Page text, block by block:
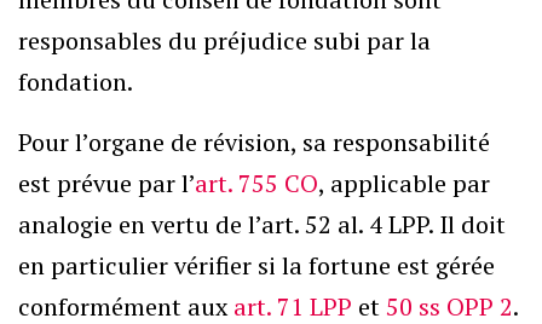
responsables du préjudice subi par la
fondation.
Pour l’organe de révision, sa responsabilité
est prévue par l’art. 755 CO, applicable par
analogie en vertu de l’art. 52 al. 4 LPP. Il doit
en particulier vérifier si la fortune est gérée
conformément auxart. 71 LPP et50 ss OPP 2.